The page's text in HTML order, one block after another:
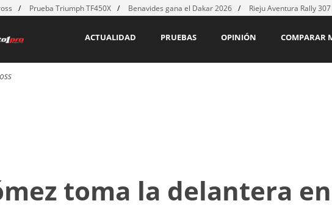
Prueba Triumph TF450X Benavides gana el Dakar 2026 Rieju Aventura Rally 307
COMPARAR
OPINIÓN
PRUEBAS
ACTUALIDAD
toma la delantera en